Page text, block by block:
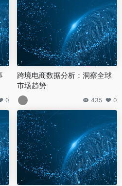
0
跨境电商数据分析：洞察全球
市场趋势
435 0